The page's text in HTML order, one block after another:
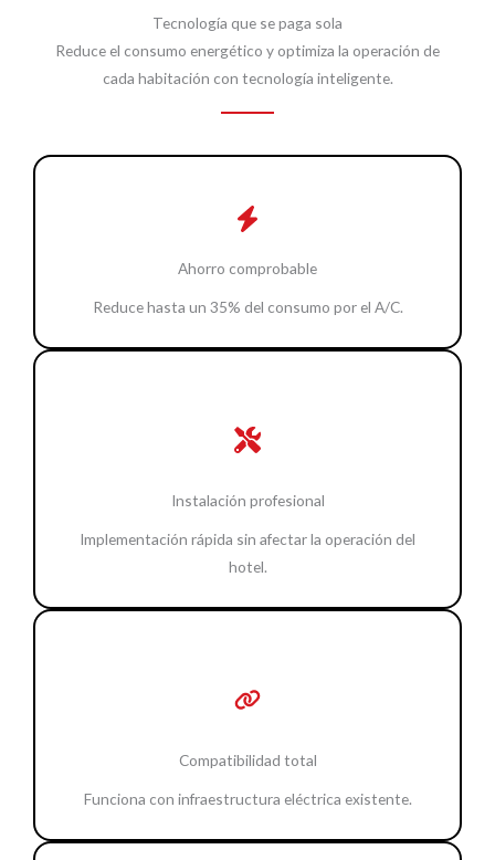
Tecnología que se paga sola
Reduce el consumo energético y optimiza la operación de
cada habitación con tecnología inteligente.
Ahorro comprobable
Reduce hasta un 35% del consumo por el A/C.
Instalación profesional
Implementación rápida sin afectar la operación del
hotel.
Compatibilidad total
Funciona con infraestructura eléctrica existente.